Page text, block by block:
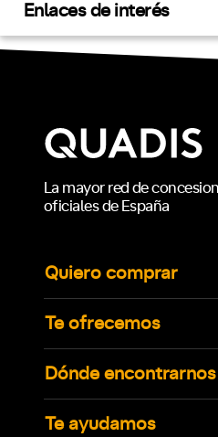
Enlaces de interés
La mayor red de
oficiales de España
Quiero comprar
Te ofrecemos
Dónde encontrarnos
Te ayudamos